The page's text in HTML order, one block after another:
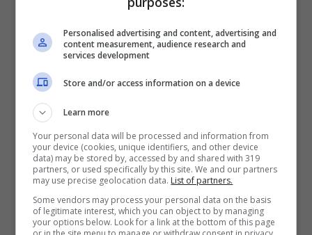
siciliana, che si è trasferita a Milano, ci sarà
tener banco all’interno delle trame del grande
magazzino.
Personalised advertising and content, advertising and
content measurement, audience research and
services development
Store and/or access information on a device
Learn more
Your personal data will be processed and information from
your device (cookies, unique identifiers, and other device
data) may be stored by, accessed by and shared with 319
partners, or used specifically by this site. We and our partners
may use precise geolocation data. List of partners.
Some vendors may process your personal data on the basis
of legitimate interest, which you can object to by managing
your options below. Look for a link at the bottom of this page